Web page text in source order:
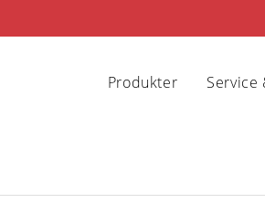
Produkter Service